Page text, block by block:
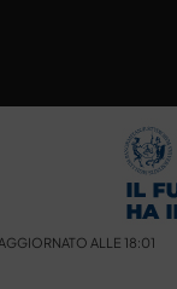
ALLE 18:01